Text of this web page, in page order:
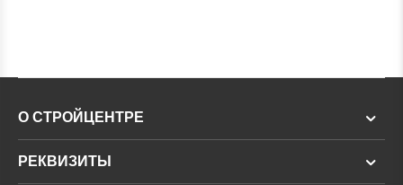
О СТРОЙЦЕНТРЕ
РЕКВИЗИТЫ